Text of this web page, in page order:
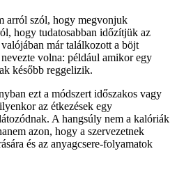
arról szól, hogy megvonjuk
hogy tudatosabban időzítjük az
már találkozott a böjt
volna: például amikor egy
később reggelizik.
ezt a módszert időszakos vagy
az étkezések egy
A hangsúly nem a kalóriák
azon, hogy a szervezetnek
és az anyagcsere-folyamatok